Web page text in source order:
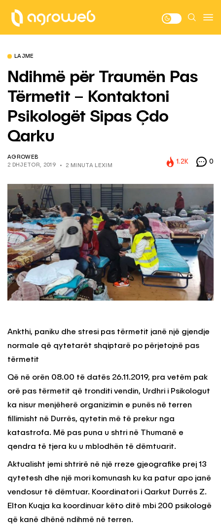
LAJME
Ndihmë për Traumën Pas
Tërmetit – Kontaktoni
Psikologët Sipas Çdo
Qarku
AGROWEB
2 DHJETOR, 2019
2 MINUTA LEXIM
1.2K 0
Ankthi, paniku dhe stresi pas tërmetit janë një gjendje
normale që qytetarët shqiptarë po përjetojnë pas
tërmetit
Që në orën 08.00 të datës 26.11.2019, pra vetëm pak
orë pas tërmetit që tronditi vendin, Urdhri i Psikologut
ka nisur menjëherë organizimin e punës në terren
fillimisht në Durrës, qytetin më të prekur nga
katastrofa. Më pas puna u shtri në Thumanë e
qendra të tjera ku u mblodhën të dëmtuarit.
Aktualisht jemi shtrirë në një rreze gjeografike prej 13
qytetesh dhe një mori komunash ku ka patur apo janë
vendosur të dëmtuar. Koordinatori i Qarkut Durrës Z.
Elton Kuqja ka koordinuar këto ditë mbi 200 psikologë
që kanë dhënë ndihmë në terren.